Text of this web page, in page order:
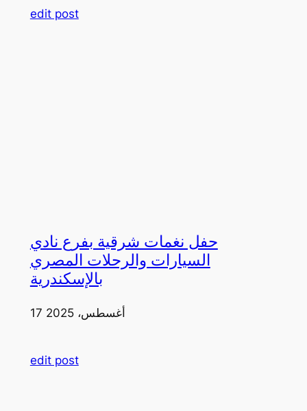
edit post
حفل نغمات شرقية بفرع نادي
السيارات والرحلات المصري
بالإسكندرية
17 أغسطس، 2025
edit post